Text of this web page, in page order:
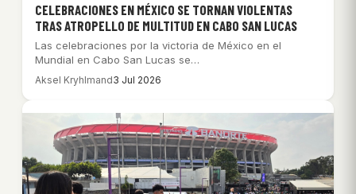
CELEBRACIONES EN MÉXICO SE TORNAN VIOLENTAS
TRAS ATROPELLO DE MULTITUD EN CABO SAN LUCAS
Las celebraciones por la victoria de México en el
Mundial en Cabo San Lucas se…
Aksel Kryhlmand3 Jul 2026